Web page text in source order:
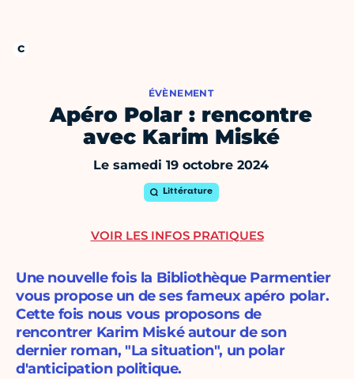
ÉVÈNEMENT
Apéro Polar : rencontre
avec Karim Miské
Le samedi 19 octobre 2024
Littérature
Une nouvelle fois la Bibliothèque Parmentier
vous propose un de ses fameux apéro polar.
Cette fois nous vous proposons de
rencontrer Karim Miské autour de son
dernier roman, "La situation", un polar
d'anticipation politique.
VOIR LES INFOS PRATIQUES